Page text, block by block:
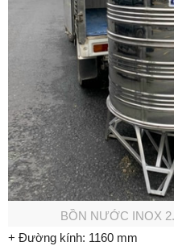
BỒN NƯỚC INOX
+ Đường kính: 1160 mm